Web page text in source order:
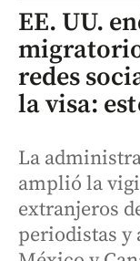
EE. UU.
redes
la visa:
La
amplió la
extranjeros
periodistas y